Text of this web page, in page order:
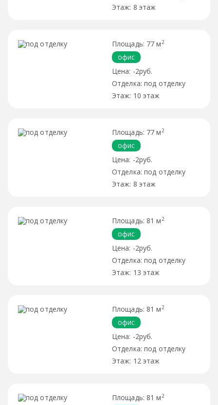
8 этаж
77 м 2
офис
-2руб.
под отделку
10 этаж
77 м 2
офис
-2руб.
под отделку
8 этаж
81 м 2
офис
-2руб.
под отделку
13 этаж
81 м 2
офис
-2руб.
под отделку
12 этаж
81 м 2